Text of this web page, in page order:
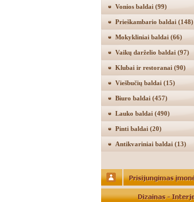
Vonios baldai (99)
Prieškambario baldai (148)
Mokykliniai baldai (66)
Vaikų darželio baldai (97)
Klubai ir restoranai (90)
Viešbučių baldai (15)
Biuro baldai (457)
Lauko baldai (490)
Pinti baldai (20)
Antikvariniai baldai (13)